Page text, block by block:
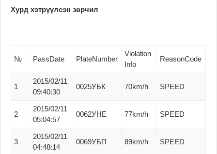
Хурд хэтрүүлсэн зөрчил
№ PassDate PlateNumber
Violation
Info
ReasonCode
1
2015/02/11
09:40:30
0025УБК 70km/h SPEED
2
2015/02/11
05:04:57
0062УНЕ 77km/h SPEED
3
2015/02/11
04:48:14
0069УБП 89km/h SPEED